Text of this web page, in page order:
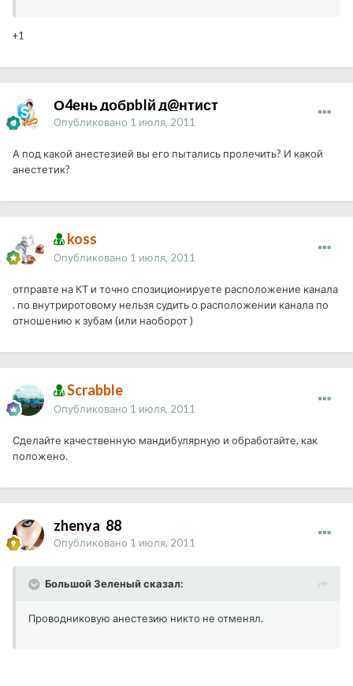
+1
О4ень добрbIй д@нтист
Опубликовано 1 июля, 2011
А под какой анестезией вы его пытались пролечить? И какой
анестетик?
koss
Опубликовано 1 июля, 2011
отправте на КТ и точно спозиционируете расположение канала
. по внутриротовому нельзя судить о расположении канала по
отношению к зубам (или наоборот )
Scrabble
Опубликовано 1 июля, 2011
Сделайте качественную мандибулярную и обработайте, как
положено.
zhenya_88
Опубликовано 1 июля, 2011
Большой Зеленый сказал:
Проводниковую анестезию никто не отменял.